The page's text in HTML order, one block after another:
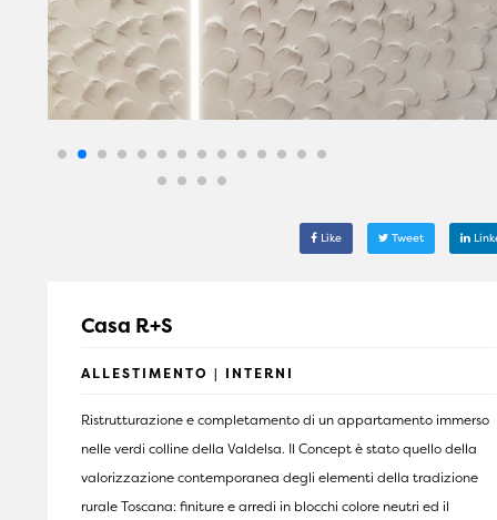
Like Tweet
Casa R+S
ALLESTIMENTO | INTERNI
Ristrutturazione e completamento di un appartamento immerso
nelle verdi colline della Valdelsa. Il Concept è stato quello della
valorizzazione contemporanea degli elementi della tradizione
rurale Toscana: finiture e arredi in blocchi colore neutri ed il